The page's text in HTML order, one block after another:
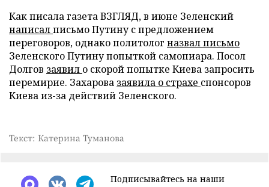
Как писала газета ВЗГЛЯД, в июне Зеленский
написалписьмо Путину с предложением
переговоров, однако политолог назвал письмо
Зеленского Путину попыткой самопиара. Посол
Долгов заявил о скорой попытке Киева запросить
перемирие. Захарова заявила о страхе спонсоров
Киева из-за действий Зеленского.
Текст: Катерина Туманова
Подписывайтесь на наши